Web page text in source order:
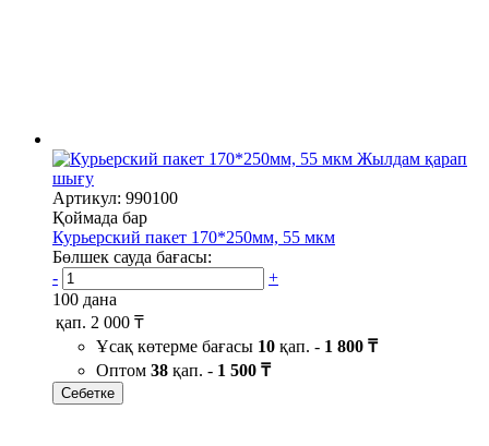
Жылдам қарап
шығу
Артикул: 990100
Қоймада бар
Курьерский пакет 170*250мм, 55 мкм
Бөлшек сауда бағасы:
-
+
100 дана
қап. 2 000 ₸
Ұсақ көтерме бағасы 10 қап. - 1 800 ₸
Оптом 38 қап. - 1 500 ₸
Себетке